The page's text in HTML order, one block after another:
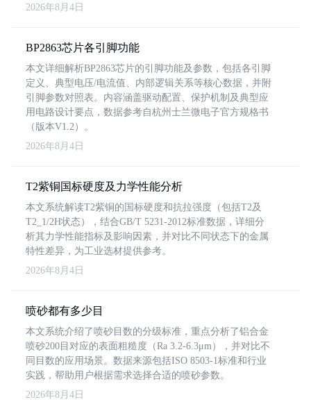
2026年8月4日
BP2863芯片各引脚功能
本文详细解析BP2863芯片的引脚功能及参数，包括各引脚
定义、典型电压/电流值、内部逻辑关系等核心数据，并附
引脚参数对照表。内容涵盖驱动配置、保护机制及典型应
用电路设计要点，数据参考自杭州士兰微电子官方规格书
（版本V1.2）。
2026年8月4日
T2紫铜国标硬度及力学性能分析
本文系统解读T2紫铜的国标硬度和抗拉强度（包括T2及
T2_1/2H状态），结合GB/T 5231-2012标准数据，详细分
析其力学性能指标及影响因素，并对比不同状态下的金属
特性差异，为工业选材提供参考。
2026年8月4日
喷砂都有多少目
本文系统介绍了喷砂目数的分级标准，重点分析了铝合金
喷砂200目对应的表面粗糙度（Ra 3.2-6.3μm），并对比不
同目数的应用场景。数据来源包括ISO 8503-1标准和行业
实践，帮助用户根据需求选择合适的喷砂参数。
2026年8月4日